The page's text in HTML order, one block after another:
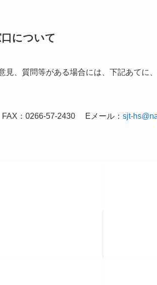
について
、質問等がある場合には、下記あてに
FAX：0266-57-2430 Eメール： sjt-